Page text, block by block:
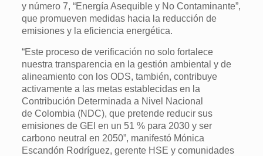
y número 7, “Energía Asequible y No Contaminante”,
que promueven medidas hacia la reducción de
emisiones y la eficiencia energética.
“Este proceso de verificación no solo fortalece
nuestra transparencia en la gestión ambiental y de
alineamiento con los ODS, también, contribuye
activamente a las metas establecidas en la
Contribución Determinada a Nivel Nacional
de Colombia (NDC), que pretende reducir sus
emisiones de GEI en un 51 % para 2030 y ser
carbono neutral en 2050”, manifestó Mónica
Escandón Rodríguez, gerente HSE y comunidades